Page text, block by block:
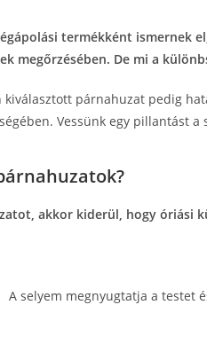
termékként ismernek
megőrzésében. De mi a
párnahuzat pedig
Vessünk egy pillantást
akkor kiderül, hogy óriási